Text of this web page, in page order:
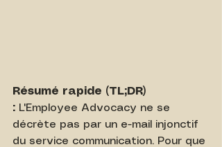
Résumé rapide (TL;DR)
: L'Employee Advocacy ne se
décrète pas par un e-mail injonctif
du service communication. Pour que